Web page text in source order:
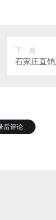
下一篇
石家庄直
后评论